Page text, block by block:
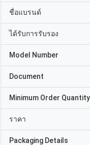
ชื่อแบรนด์
ได้รับการรับรอง
Model Number
Document
Minimum Order Quantity
ราคา
Packaging Details